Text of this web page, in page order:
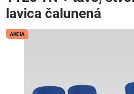
AKCIA
lavica čalunená